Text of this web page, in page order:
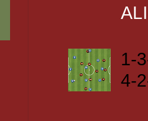
1-
4-